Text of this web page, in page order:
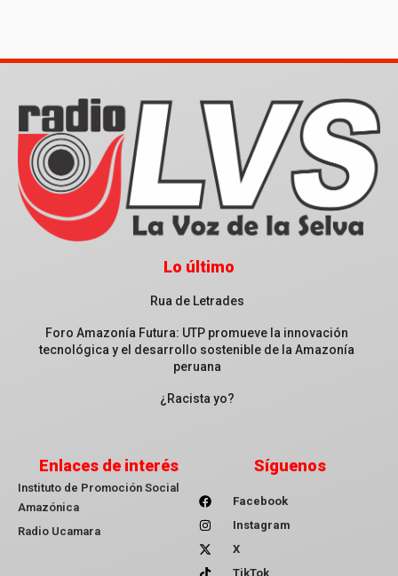
Lo último
Rua de Letrades
Foro Amazonía Futura: UTP promueve la innovación
tecnológica y el desarrollo sostenible de la Amazonía
peruana
¿Racista yo?
Enlaces de interés
Instituto de Promoción Social
Amazónica
Radio Ucamara
Síguenos
Facebook
Instagram
X
TikTok